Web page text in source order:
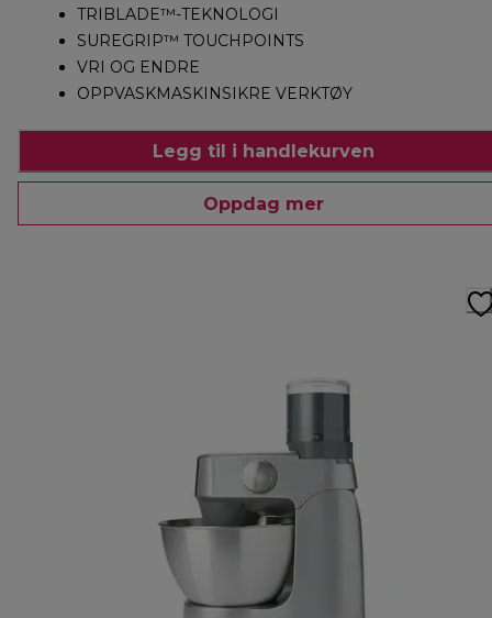
TRIBLADE™-TEKNOLOGI
SUREGRIP™ TOUCHPOINTS
VRI OG ENDRE
OPPVASKMASKINSIKRE VERKTØY
Legg til i handlekurven
Oppdag mer